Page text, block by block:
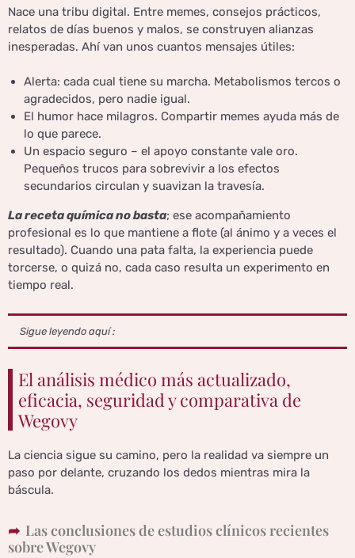
Nace una tribu digital. Entre memes, consejos prácticos,
relatos de días buenos y malos, se construyen alianzas
inesperadas. Ahí van unos cuantos mensajes útiles:
Alerta: cada cual tiene su marcha. Metabolismos tercos o
agradecidos, pero nadie igual.
El humor hace milagros. Compartir memes ayuda más de
lo que parece.
Un espacio seguro – el apoyo constante vale oro.
Pequeños trucos para sobrevivir a los efectos
secundarios circulan y suavizan la travesía.
La receta química no basta; ese acompañamiento
profesional es lo que mantiene a flote (al ánimo y a veces el
resultado). Cuando una pata falta, la experiencia puede
torcerse, o quizá no, cada caso resulta un experimento en
tiempo real.
Sigue leyendo aquí :
El análisis médico más actualizado,
eficacia, seguridad y comparativa de
Wegovy
La ciencia sigue su camino, pero la realidad va siempre un
paso por delante, cruzando los dedos mientras mira la
báscula.
Las conclusiones de estudios clínicos recientes
sobre Wegovy